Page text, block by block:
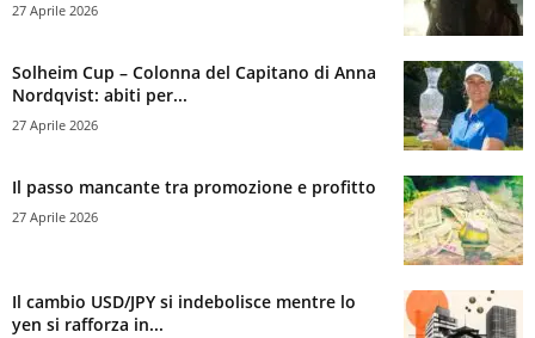
27 Aprile 2026
Solheim Cup – Colonna del Capitano di Anna
Nordqvist: abiti per...
27 Aprile 2026
Il passo mancante tra promozione e profitto
27 Aprile 2026
Il cambio USD/JPY si indebolisce mentre lo
yen si rafforza in...